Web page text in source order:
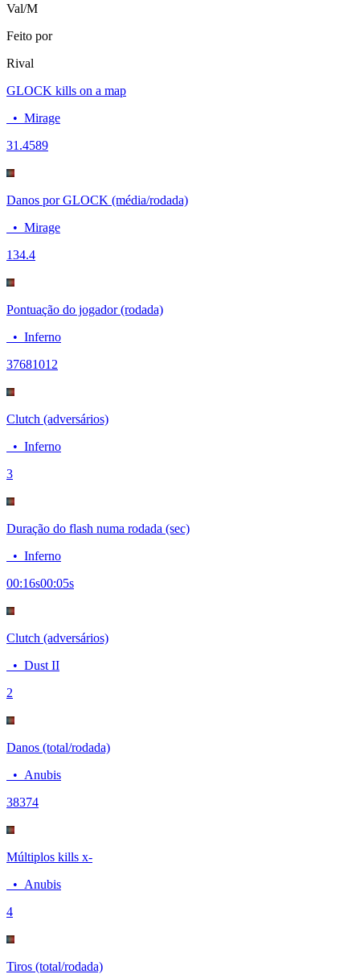
Val/M
Feito por
Rival
GLOCK kills on a map
• Mirage
31.4589
Danos por GLOCK (média/rodada)
• Mirage
134.4
Pontuação do jogador (rodada)
• Inferno
37681012
Clutch (adversários)
• Inferno
3
Duração do flash numa rodada (sec)
• Inferno
00:16s00:05s
Clutch (adversários)
• Dust II
2
Danos (total/rodada)
• Anubis
38374
Múltiplos kills x-
• Anubis
4
Tiros (total/rodada)